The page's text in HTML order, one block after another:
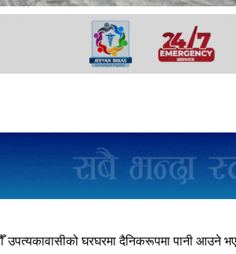
उपत्यकावासीको घरघरमा दैनिकरूपमा पानी आउने